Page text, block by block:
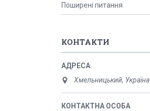
Поширені питання
КОНТАКТИ
Хмельницький, Україна